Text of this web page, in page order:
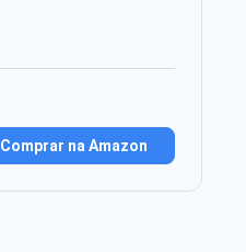
Comprar na Amazon